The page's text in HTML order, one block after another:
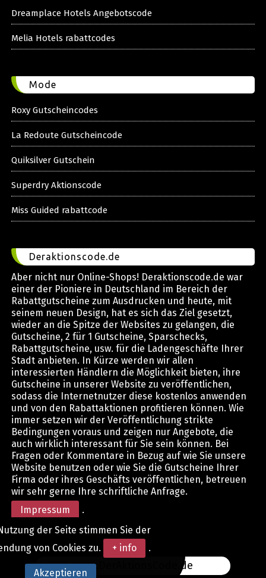
Dreamplace Hotels Angebotscode
Melia Hotels rabattcodes
Mode
Roxy Gutscheincodes
La Redoute Gutscheincode
Quiksilver Gutschein
Superdry Aktionscode
Miss Guided rabattcode
Deraktionscode.de
Aber nicht nur Online-Shops! Deraktionscode.de war
einer der Pioniere in Deutschland im Bereich der
Rabattgutscheine zum Ausdrucken und heute, mit
seinem neuen Design, hat es sich das Ziel gesetzt,
wieder an die Spitze der Websites zu gelangen, die
Gutscheine, 2 für 1 Gutscheine, Sparschecks,
Rabattgutscheine, usw. für die Ladengeschäfte Ihrer
Stadt anbieten. In Kürze werden wir allen
interessierten Händlern die Möglichkeit bieten, ihre
Gutscheine in unserer Website zu veröffentlichen,
sodass die Internetnutzer diese kostenlos anwenden
und von den Rabattaktionen profitieren können. Wie
immer setzen wir der Veröffentlichung strikte
Bedingungen voraus und zeigen nur Angebote, die
auch wirklich interessant für Sie sein können. Bei
Fragen oder Kommentare in Bezug auf wie Sie unsere
Website benutzen oder wie Sie die Gutscheine Ihrer
Firma oder ihres Geschäfts veröffentlichen, betreuen
wir sehr gerne Ihre schriftliche Anfrage.
Impressum
.
www.DerAktionsCode.de
der Seite stimmen Sie der
von Cookies zu.
+ info .
Akzeptieren